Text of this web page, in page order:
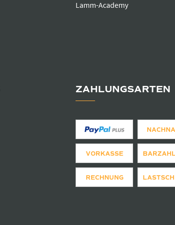
Lamm-Academy
ZAHLUNGSARTEN
VORKASSE
RECHNUNG